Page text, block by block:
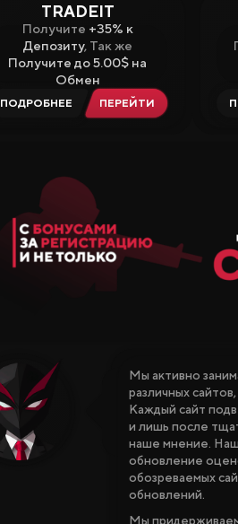
TRADEIT
Получите +35% к
Депозиту, Так же
Получите до 5.00$ на
Обмен
ПОДРОБНЕЕ ПЕРЕЙТИ
Мы активно
различных
Каждый сайт
и лишь после
наше мнение.
обновление
обозреваемых
обновлений.
Мы